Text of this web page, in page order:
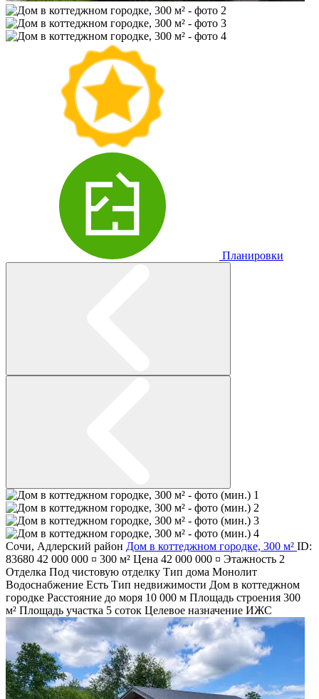
Планировки
Сочи, Адлерский район Дом в коттеджном городке, 300 м² ID:
83680 42 000 000 ¤ 300 м² Цена 42 000 000 ¤ Этажность 2
Отделка Под чистовую отделку Тип дома Монолит
Водоснабжение Есть Тип недвижимости Дом в коттеджном
городке Расстояние до моря 10 000 м Площадь строения 300
м² Площадь участка 5 соток Целевое назначение ИЖС